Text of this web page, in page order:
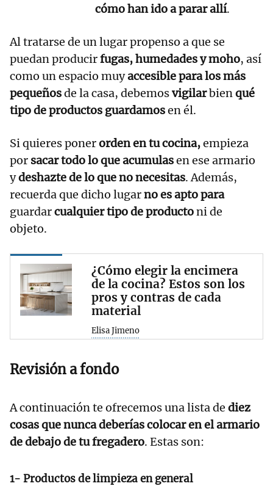
cómo han ido a parar allí.
Al tratarse de un lugar propenso a que se
puedan producirfugas, humedades y moho, así
como un espacio muyaccesible para los más
pequeñosde la casa, debemosvigilarbienqué
tipo de productos guardamosen él.
Si quieres ponerorden en tu cocina,empieza
por sacar todo lo que acumulasen ese armario
ydeshazte de lo que no necesitas. Además,
recuerda que dicho lugarno es apto para
guardarcualquier tipo de productoni de
objeto.
¿Cómo elegir la encimera
de la cocina? Estos son los
pros y contras de cada
material
Elisa Jimeno
Revisión a fondo
A continuación te ofrecemos una lista de diez
cosas que nunca deberías colocar en el armario
de debajo de tu fregadero. Estas son:
1- Productos de limpieza en general